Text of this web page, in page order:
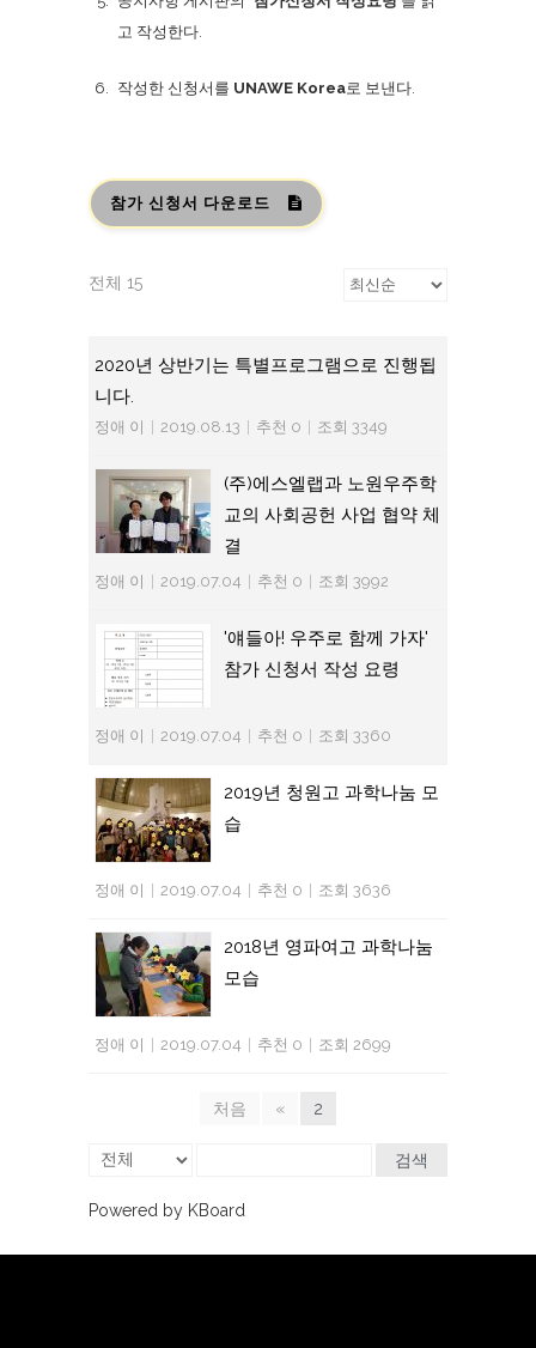
고 작성한다.
작성한 신청서를 UNAWE Korea로 보낸다.
참가 신청서 다운로드
전체 15
2020년 상반기는 특별프로그램으로 진행됩
니다.
정애 이 | 2019.08.13 | 추천 0 | 조회 3349
(주)에스엘랩과 노원우주학
교의 사회공헌 사업 협약 체
결
정애 이 | 2019.07.04 | 추천 0 | 조회 3992
'얘들아! 우주로 함께 가자'
참가 신청서 작성 요령
정애 이 | 2019.07.04 | 추천 0 | 조회 3360
2019년 청원고 과학나눔 모
습
정애 이 | 2019.07.04 | 추천 0 | 조회 3636
2018년 영파여고 과학나눔
모습
정애 이 | 2019.07.04 | 추천 0 | 조회 2699
처음 « 2
검색
Powered by KBoard